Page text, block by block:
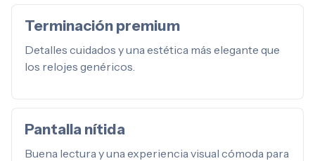
Terminación premium
Detalles cuidados y una estética más elegante que
los relojes genéricos.
Pantalla nítida
Buena lectura y una experiencia visual cómoda para